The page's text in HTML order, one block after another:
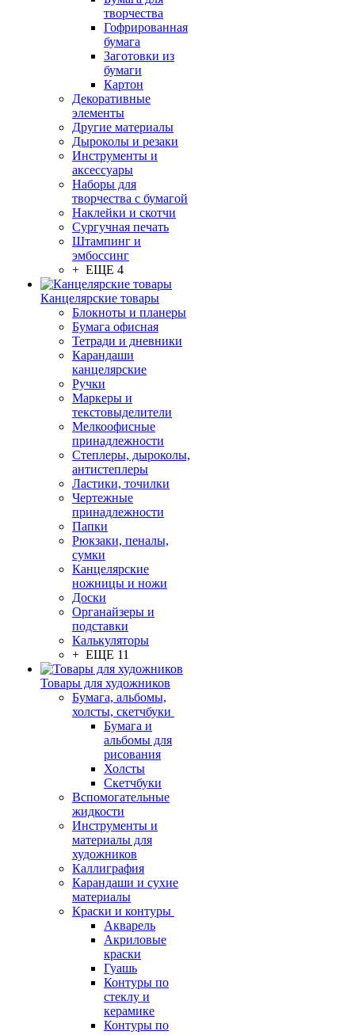
творчества
Гофрированная
бумага
Заготовки из
бумаги
Картон
Декоративные
элементы
Другие материалы
Дыроколы и резаки
Инструменты и
аксессуары
Наборы для
творчества с бумагой
Наклейки и скотчи
Сургучная печать
Штампинг и
эмбоссинг
+ ЕЩЕ 4
Канцелярские товары
Блокноты и планеры
Бумага офисная
Тетради и дневники
Карандаши
канцелярские
Ручки
Маркеры и
текстовыделители
Мелкоофисные
принадлежности
Степлеры, дыроколы,
антистеплеры
Ластики, точилки
Чертежные
принадлежности
Папки
Рюкзаки, пеналы,
сумки
Канцелярские
ножницы и ножи
Доски
Органайзеры и
подставки
Калькуляторы
+ ЕЩЕ 11
Товары для художников
Бумага, альбомы,
холсты, скетчбуки
Бумага и
альбомы для
рисования
Холсты
Скетчбуки
Вспомогательные
жидкости
Инструменты и
материалы для
художников
Каллиграфия
Карандаши и сухие
материалы
Краски и контуры
Акварель
Акриловые
краски
Гуашь
Контуры по
стеклу и
керамике
Контуры по